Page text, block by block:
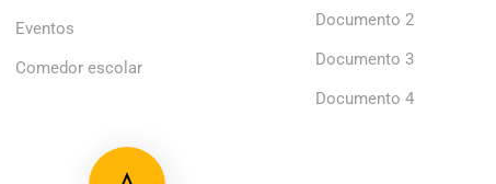
Eventos
Comedor escolar
Documento 2
Documento 3
Documento 4